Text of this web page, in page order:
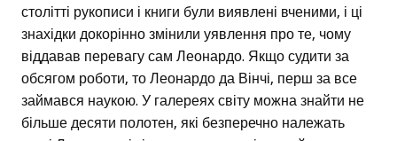
столітті рукописи і книги були виявлені вченими, і ці
знахідки докорінно змінили уявлення про те, чому
віддавав перевагу сам Леонардо. Якщо судити за
обсягом роботи, то Леонардо да Вінчі, перш за все
займався наукою. У галереях світу можна знайти не
більше десяти полотен, які безперечно належать